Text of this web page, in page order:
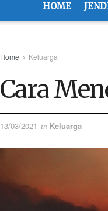
HOME
Home Keluarga
Cara
13/03/2021 in Keluarga